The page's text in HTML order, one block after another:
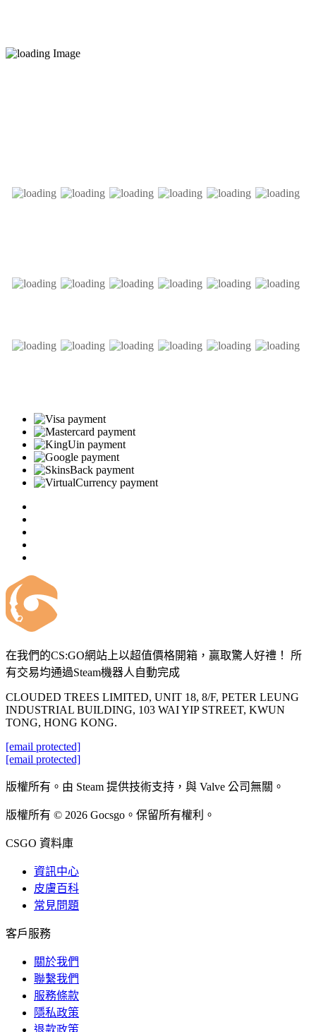
在我們的CS:GO網站上以超值價格開箱，贏取驚人好禮！ 所
有交易均通過Steam機器人自動完成
CLOUDED TREES LIMITED, UNIT 18, 8/F, PETER LEUNG
INDUSTRIAL BUILDING, 103 WAI YIP STREET, KWUN
TONG, HONG KONG.
[email protected]
[email protected]
版權所有。由 Steam 提供技術支持，與 Valve 公司無關。
版權所有 © 2026 Gocsgo。保留所有權利。
CSGO 資料庫
資訊中心
皮膚百科
常見問題
客戶服務
關於我們
聯繫我們
服務條款
隱私政策
退款政策